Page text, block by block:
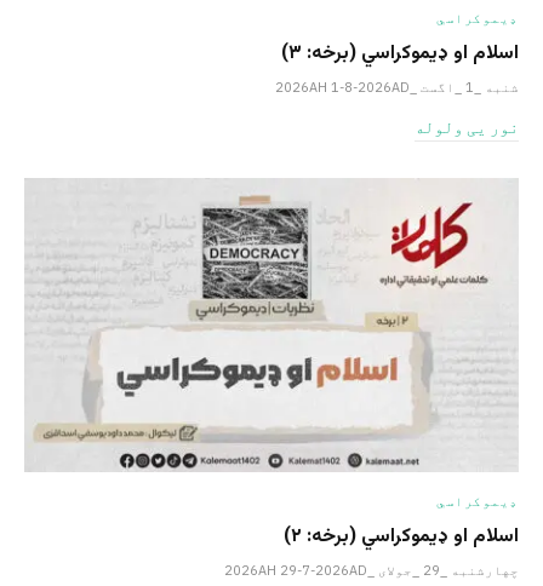
ډیموکراسي
اسلام او ډیموکراسي (برخه: ۳)
شنبه _1 _اگست _2026AH 1-8-2026AD
نور یی ولوله
ډیموکراسي
اسلام او ډیموکراسي (برخه: ۲)
چهارشنبه _29 _جولای _2026AH 29-7-2026AD